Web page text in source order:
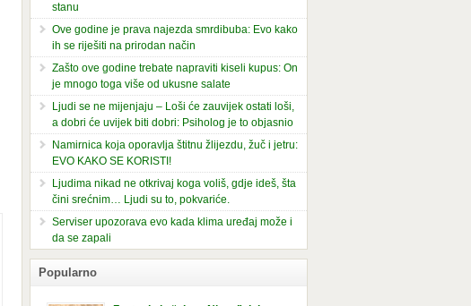
stanu
Ove godine je prava najezda smrdibuba: Evo kako
ih se riješiti na prirodan način
Zašto ove godine trebate napraviti kiseli kupus: On
je mnogo toga više od ukusne salate
Ljudi se ne mijenjaju – Loši će zauvijek ostati loši,
a dobri će uvijek biti dobri: Psiholog je to objasnio
Namirnica koja oporavlja štitnu žlijezdu, žuč i jetru:
EVO KAKO SE KORISTI!
Ljudima nikad ne otkrivaj koga voliš, gdje ideš, šta
čini srećnim… Ljudi su to, pokvariće.
Serviser upozorava evo kada klima uređaj može i
da se zapali
Popularno